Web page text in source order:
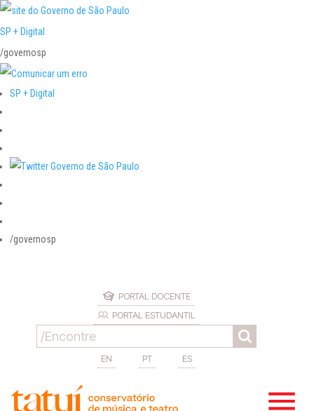
SP + Digital
/governosp
SP + Digital
/governosp
PORTAL DOCENTE
PORTAL ESTUDANTIL
EN PT ES